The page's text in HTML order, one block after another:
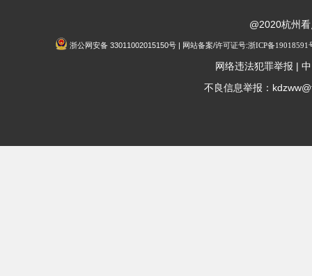
@2020杭州
浙公网安备 33011002015150号 | 网站备案/许可证号:浙ICP备19018591
网络违法犯罪举报 |
不良信息举报：